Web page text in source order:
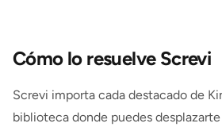
Cómo lo resuelve Screvi
Screvi importa cada destacado de
biblioteca donde puedes